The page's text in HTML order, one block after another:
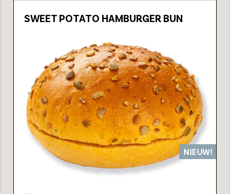
SWEET POTATO HAMBURGER BUN
NIEUW!